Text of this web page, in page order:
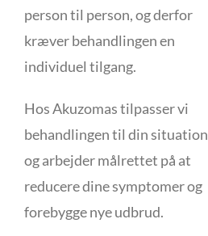
person til person, og derfor
kræver behandlingen en
individuel tilgang.
Hos Akuzomas tilpasser vi
behandlingen til din situation
og arbejder målrettet på at
reducere dine symptomer og
forebygge nye udbrud.